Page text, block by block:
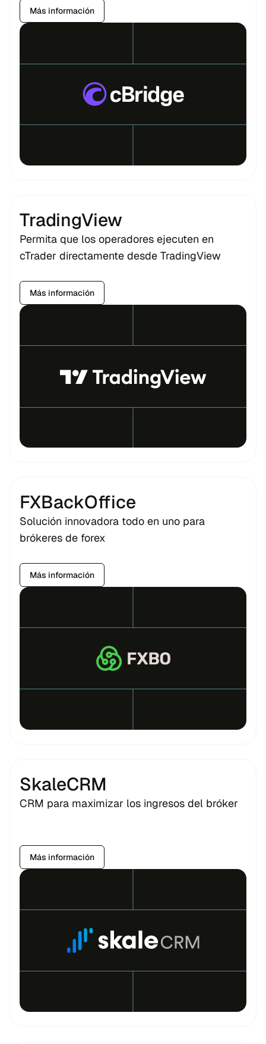
Más información
TradingView
Permita que los operadores ejecuten en
cTrader directamente desde TradingView
Más información
FXBackOffice
Solución innovadora todo en uno para
brókeres de forex
Más información
SkaleCRM
CRM para maximizar los ingresos del bróker
Más información